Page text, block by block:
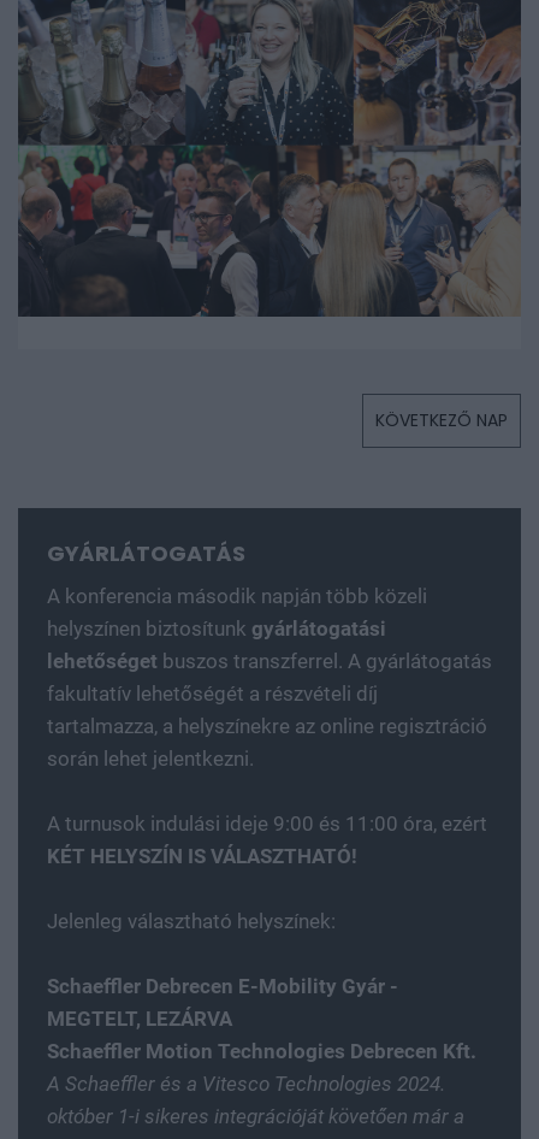
KÖVETKEZŐ NAP
GYÁRLÁTOGATÁS
A konferencia második napján több közeli
helyszínen biztosítunk gyárlátogatási
lehetőséget buszos transzferrel. A gyárlátogatás
fakultatív lehetőségét a részvételi díj
tartalmazza, a helyszínekre az online regisztráció
során lehet jelentkezni.
A turnusok indulási ideje 9:00 és 11:00 óra, ezért
KÉT HELYSZÍN IS VÁLASZTHATÓ!
Jelenleg választható helyszínek:
Schaeffler Debrecen E-Mobility Gyár -
MEGTELT, LEZÁRVA
Schaeffler Motion Technologies Debrecen Kft.
A Schaeffler és a Vitesco Technologies 2024.
október 1-i sikeres integrációját követően már a